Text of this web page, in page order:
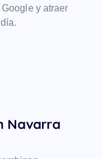
y atraer
Navarra